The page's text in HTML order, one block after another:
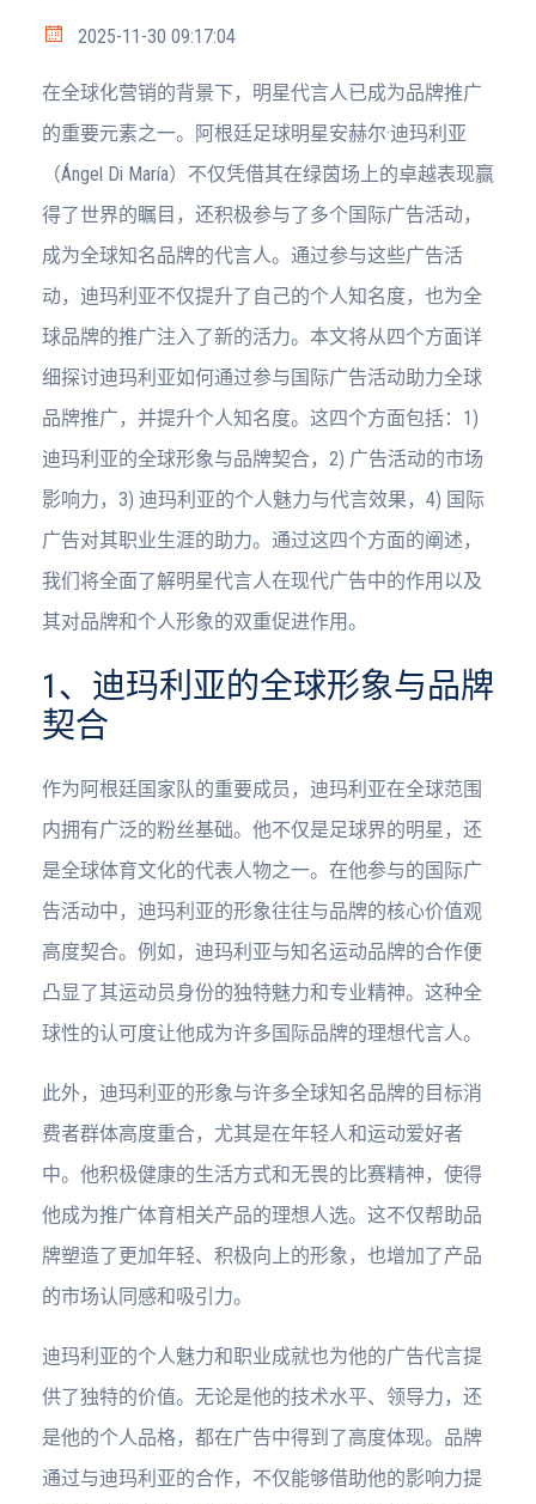
2025-11-30 09:17:04
在全球化营销的背景下，明星代言人已成为品牌推广
的重要元素之一。阿根廷足球明星安赫尔·迪玛利亚
（Ángel Di María）不仅凭借其在绿茵场上的卓越表现赢
得了世界的瞩目，还积极参与了多个国际广告活动，
成为全球知名品牌的代言人。通过参与这些广告活
动，迪玛利亚不仅提升了自己的个人知名度，也为全
球品牌的推广注入了新的活力。本文将从四个方面详
细探讨迪玛利亚如何通过参与国际广告活动助力全球
品牌推广，并提升个人知名度。这四个方面包括：1)
迪玛利亚的全球形象与品牌契合，2) 广告活动的市场
影响力，3) 迪玛利亚的个人魅力与代言效果，4) 国际
广告对其职业生涯的助力。通过这四个方面的阐述，
我们将全面了解明星代言人在现代广告中的作用以及
其对品牌和个人形象的双重促进作用。
1、迪玛利亚的全球形象与品牌
契合
作为阿根廷国家队的重要成员，迪玛利亚在全球范围
内拥有广泛的粉丝基础。他不仅是足球界的明星，还
是全球体育文化的代表人物之一。在他参与的国际广
告活动中，迪玛利亚的形象往往与品牌的核心价值观
高度契合。例如，迪玛利亚与知名运动品牌的合作便
凸显了其运动员身份的独特魅力和专业精神。这种全
球性的认可度让他成为许多国际品牌的理想代言人。
此外，迪玛利亚的形象与许多全球知名品牌的目标消
费者群体高度重合，尤其是在年轻人和运动爱好者
中。他积极健康的生活方式和无畏的比赛精神，使得
他成为推广体育相关产品的理想人选。这不仅帮助品
牌塑造了更加年轻、积极向上的形象，也增加了产品
的市场认同感和吸引力。
迪玛利亚的个人魅力和职业成就也为他的广告代言提
供了独特的价值。无论是他的技术水平、领导力，还
是他的个人品格，都在广告中得到了高度体现。品牌
通过与迪玛利亚的合作，不仅能够借助他的影响力提